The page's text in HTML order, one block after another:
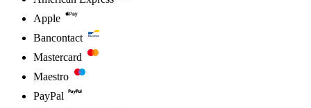
Apple
Bancontact
Mastercard
Maestro
PayPal